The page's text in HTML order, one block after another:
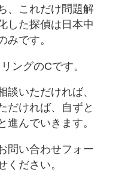
、これだけ問題解
した探偵は日本中
みです。
ングのCです。
談いただければ、
だければ、自ずと
進んでいきます。
問い合わせフォー
ください。